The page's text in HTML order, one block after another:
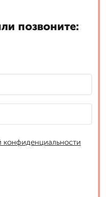
позвоните:
конфиденциальности